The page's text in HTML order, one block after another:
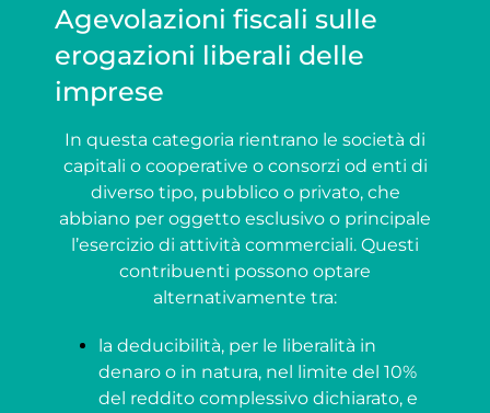
Agevolazioni fiscali sulle
erogazioni liberali delle
imprese
In questa categoria rientrano le società di
capitali o cooperative o consorzi od enti di
diverso tipo, pubblico o privato, che
abbiano per oggetto esclusivo o principale
l’esercizio di attività commerciali. Questi
contribuenti possono optare
alternativamente tra:
la deducibilità, per le liberalità in
denaro o in natura, nel limite del 10%
del reddito complessivo dichiarato, e